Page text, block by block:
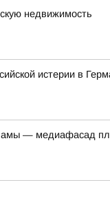
недвижимость
истерии в
— медиафасад